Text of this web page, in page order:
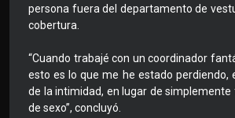
persona fuera del departamento de
cobertura.
“Cuando trabajé con un coordinador
esto es lo que me he estado perdiendo,
de la intimidad, en lugar de
de sexo”, concluyó.